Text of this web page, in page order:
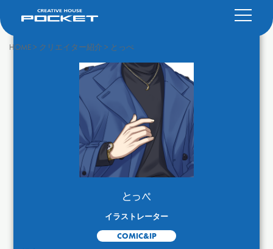
HOME> クリエイター紹介 > とっぺ
とっぺ
イラストレーター
COMIC&IP